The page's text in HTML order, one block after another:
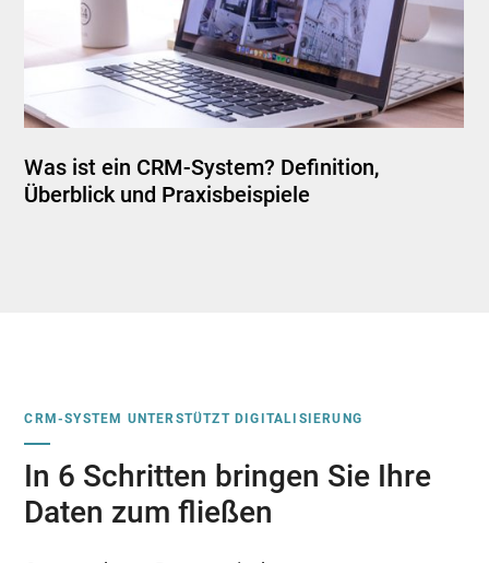
Was ist ein CRM-System? Definition,
Überblick und Praxisbeispiele
CRM-SYSTEM UNTERSTÜTZT DIGITALISIERUNG
In 6 Schritten bringen Sie Ihre
Daten zum fließen